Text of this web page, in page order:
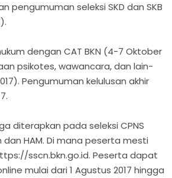
pengumuman seleksi SKD dan SKB
dengan CAT BKN (4-7 Oktober
psikotes, wawancara, dan lain-
Pengumuman kelulusan akhir
diterapkan pada seleksi CPNS
HAM. Di mana peserta mesti
sscn.bkn.go.id. Peserta dapat
mulai dari 1 Agustus 2017 hingga